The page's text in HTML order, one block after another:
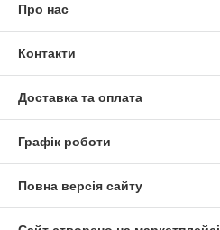
Про нас
Контакти
Доставка та оплата
Графік роботи
Повна версія сайту